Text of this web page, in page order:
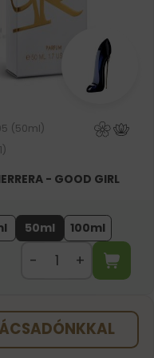
(50ml)
- GOOD GIRL
50ml 100ml